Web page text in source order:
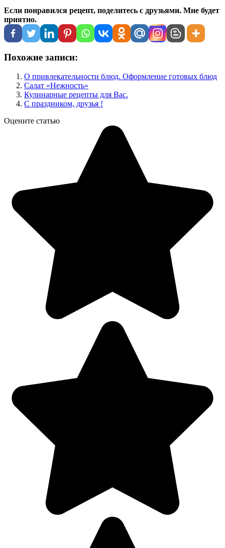
Если понравился рецепт, поделитесь с друзьями. Мне будет
приятно.
Похожие записи:
О привлекательности блюд. Оформление готовых блюд
Салат «Нежность»
Кулинарные рецепты для Вас.
С праздником, друзья !
Оцените статью